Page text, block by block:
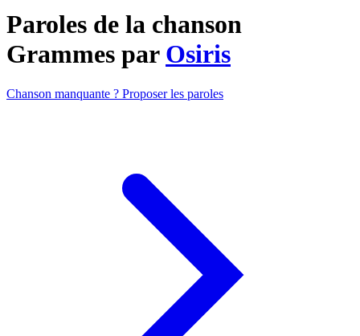
Paroles de la chanson
Grammes par Osiris
Chanson manquante ? Proposer les paroles